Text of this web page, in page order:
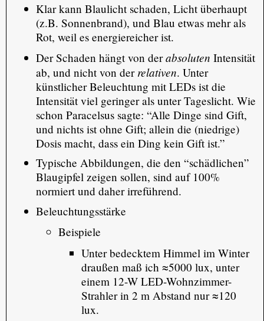
Klar kann Blaulicht schaden, Licht überhaupt
(z.B. Sonnenbrand), und Blau etwas mehr als
Rot, weil es energiereicher ist.
Der Schaden hängt von derabsoluten Intensität
ab, und nicht von der relativen. Unter
künstlicher Beleuchtung mit LEDs ist die
Intensität viel geringer als unter Tageslicht. Wie
schon Paracelsus sagte: “Alle Dinge sind Gift,
und nichts ist ohne Gift; allein die (niedrige)
Dosis macht, dass ein Ding kein Gift ist.”
Typische Abbildungen, die den “schädlichen”
Blaugipfel zeigen sollen, sind auf 100%
normiert und daher irreführend.
Beleuchtungsstärke
Beispiele
Unter bedecktem Himmel im Winter
draußen maß ich ≈5000 lux, unter
einem 12-W LED-Wohnzimmer-
Strahler in 2 m Abstand nur ≈120
lux.